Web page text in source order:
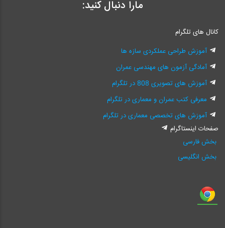
مارا دنبال کنید:
کانال های تلگرام
آموزش طراحی عملکردی سازه ها
آمادگی آزمون های مهندسی عمران
آموزش های تصویری 808 در تلگرام
معرفی کتب عمران و معماری در تلگرام
آموزش های تخصصی معماری در تلگرام
صفحات اینستاگرام
بخش فارسی
بخش انگلیسی